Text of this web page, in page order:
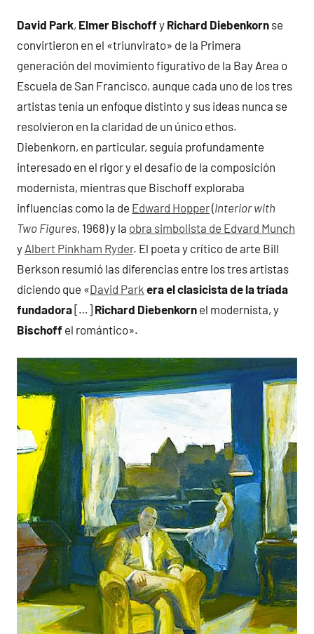
David Park, Elmer Bischoff y Richard Diebenkorn se
convirtieron en el «triunvirato» de la Primera
generación del movimiento figurativo de la Bay Area o
Escuela de San Francisco, aunque cada uno de los tres
artistas tenía un enfoque distinto y sus ideas nunca se
resolvieron en la claridad de un único ethos.
Diebenkorn, en particular, seguía profundamente
interesado en el rigor y el desafío de la composición
modernista, mientras que Bischoff exploraba
influencias como la de Edward Hopper(Interior with
Two Figures, 1968) y la obra simbolista de Edvard Munch
y Albert Pinkham Ryder. El poeta y crítico de arte Bill
Berkson resumió las diferencias entre los tres artistas
diciendo que «David Park era el clasicista de la tríada
fundadora[…] Richard Diebenkorn el modernista, y
Bischoff el romántico».